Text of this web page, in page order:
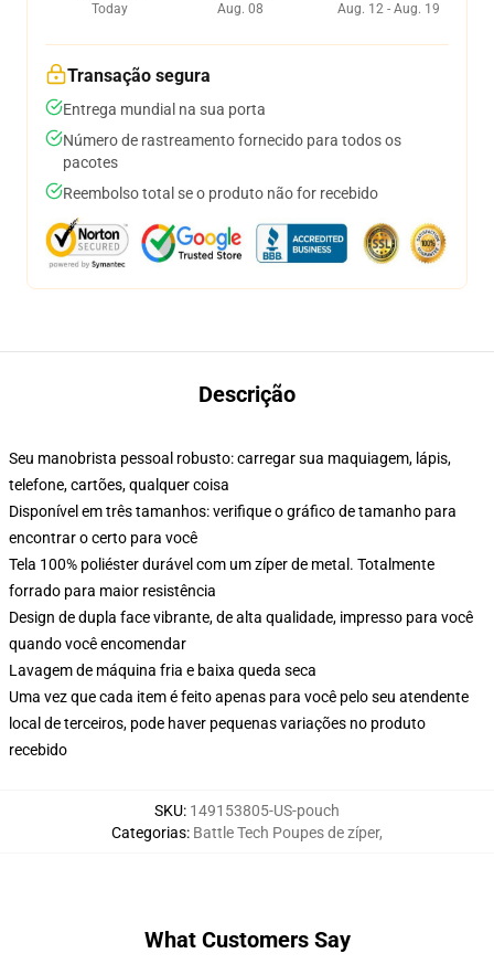
Today
Aug. 08
Aug. 12 - Aug. 19
Transação segura
Entrega mundial na sua porta
Número de rastreamento fornecido para todos os
pacotes
Reembolso total se o produto não for recebido
Descrição
Seu manobrista pessoal robusto: carregar sua maquiagem, lápis,
telefone, cartões, qualquer coisa
Disponível em três tamanhos: verifique o gráfico de tamanho para
encontrar o certo para você
Tela 100% poliéster durável com um zíper de metal. Totalmente
forrado para maior resistência
Design de dupla face vibrante, de alta qualidade, impresso para você
quando você encomendar
Lavagem de máquina fria e baixa queda seca
Uma vez que cada item é feito apenas para você pelo seu atendente
local de terceiros, pode haver pequenas variações no produto
recebido
SKU: 149153805-US-pouch
Categorias: Battle Tech Poupes de zíper,
What Customers Say